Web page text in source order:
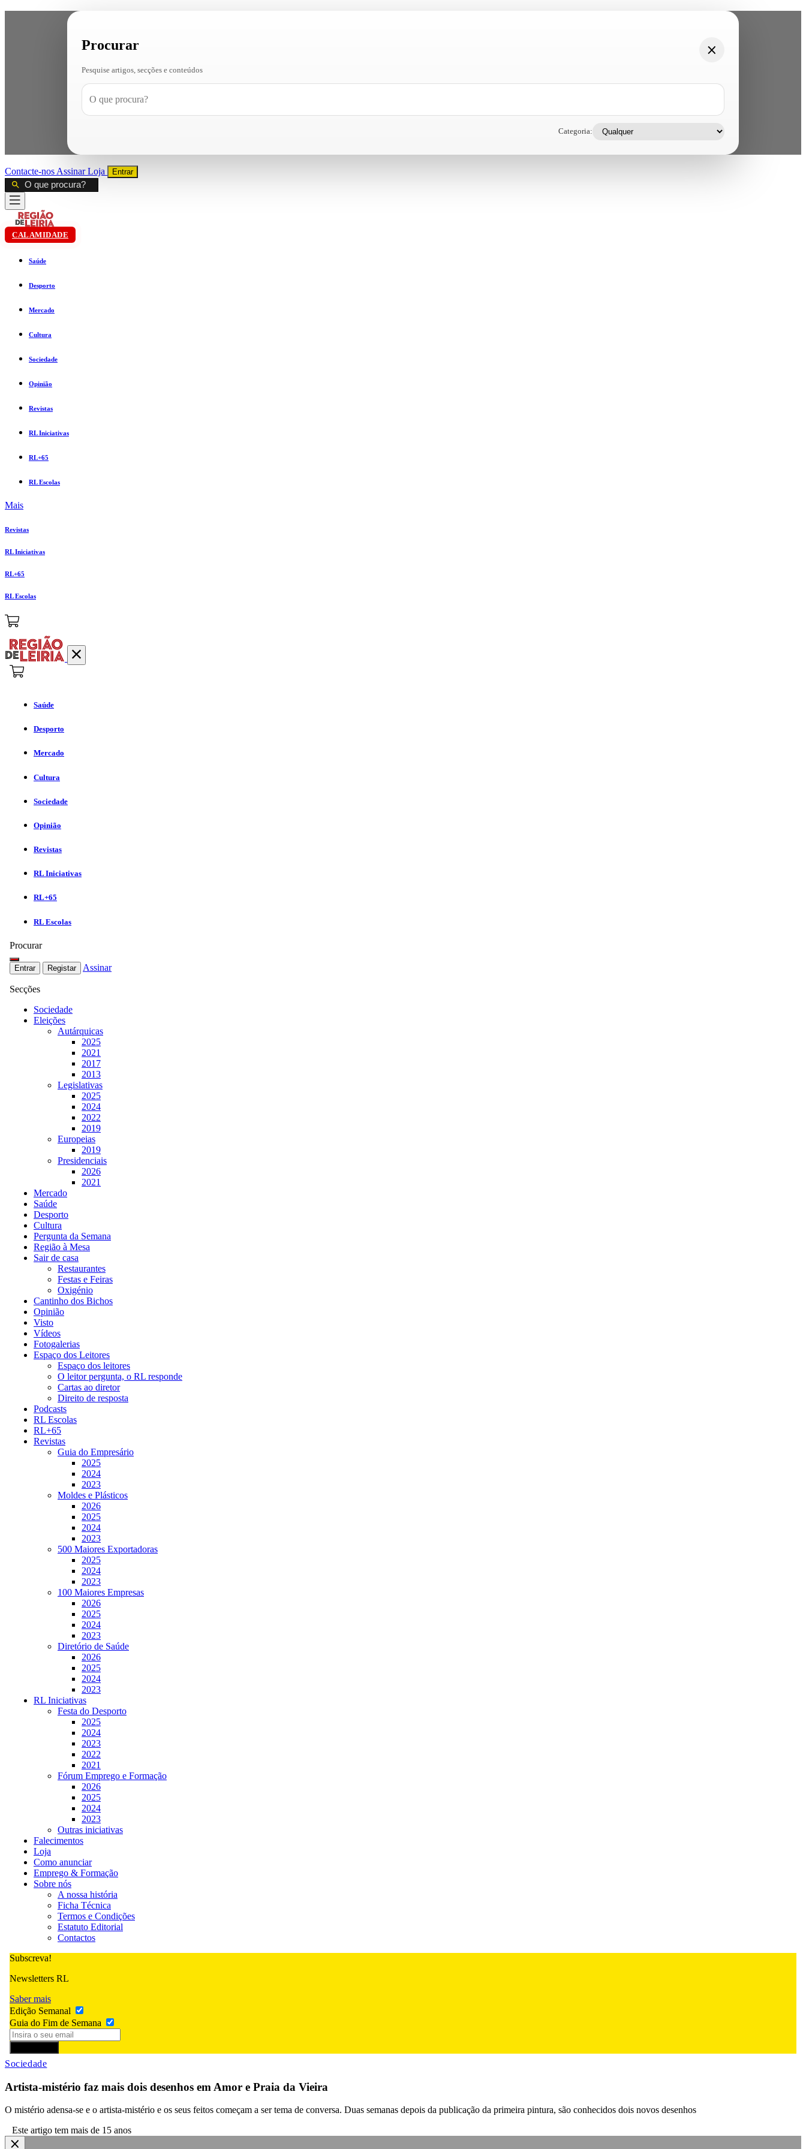
Procurar
Pesquise artigos, secções e conteúdos
Categoria:
Contacte-nos AssinarLoja Entrar
CALAMIDADE
Saúde
Desporto
Mercado
Cultura
Sociedade
Opinião
Revistas
RL Iniciativas
RL+65
RL Escolas
Mais
Revistas
RL Iniciativas
RL+65
RL Escolas
Saúde
Desporto
Mercado
Cultura
Sociedade
Opinião
Revistas
RL Iniciativas
RL+65
RL Escolas
Procurar
Entrar Registar Assinar
Secções
Sociedade
Eleições
Autárquicas
2025
2021
2017
2013
Legislativas
2025
2024
2022
2019
Europeias
2019
Presidenciais
2026
2021
Mercado
Saúde
Desporto
Cultura
Pergunta da Semana
Região à Mesa
Sair de casa
Restaurantes
Festas e Feiras
Oxigénio
Cantinho dos Bichos
Opinião
Visto
Vídeos
Fotogalerias
Espaço dos Leitores
Espaço dos leitores
O leitor pergunta, o RL responde
Cartas ao diretor
Direito de resposta
Podcasts
RL Escolas
RL+65
Revistas
Guia do Empresário
2025
2024
2023
Moldes e Plásticos
2026
2025
2024
2023
500 Maiores Exportadoras
2025
2024
2023
100 Maiores Empresas
2026
2025
2024
2023
Diretório de Saúde
2026
2025
2024
2023
RL Iniciativas
Festa do Desporto
2025
2024
2023
2022
2021
Fórum Emprego e Formação
2026
2025
2024
2023
Outras iniciativas
Falecimentos
Loja
Como anunciar
Emprego & Formação
Sobre nós
A nossa história
Ficha Técnica
Termos e Condições
Estatuto Editorial
Contactos
Subscreva!
Newsletters RL
Saber mais
Edição Semanal
Guia do Fim de Semana
Sociedade
Artista-mistério faz mais dois desenhos em Amor e Praia da Vieira
O mistério adensa-se e o artista-mistério e os seus feitos começam a ser tema de conversa. Duas semanas depois da publicação da primeira pintura, são conhecidos dois novos desenhos
Este artigo tem mais de 15 anos